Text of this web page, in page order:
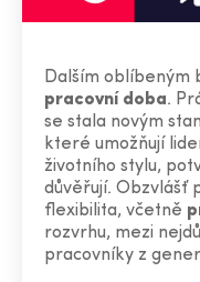
Dalším oblíbeným
pracovní doba.
se stala novým
které umožňují
životního stylu,
důvěřují. Obzvlášť
flexibilita, včetně
rozvrhu, mezi
pracovníky z